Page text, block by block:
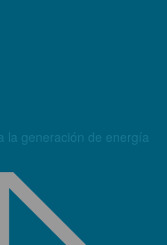
la generación de energía